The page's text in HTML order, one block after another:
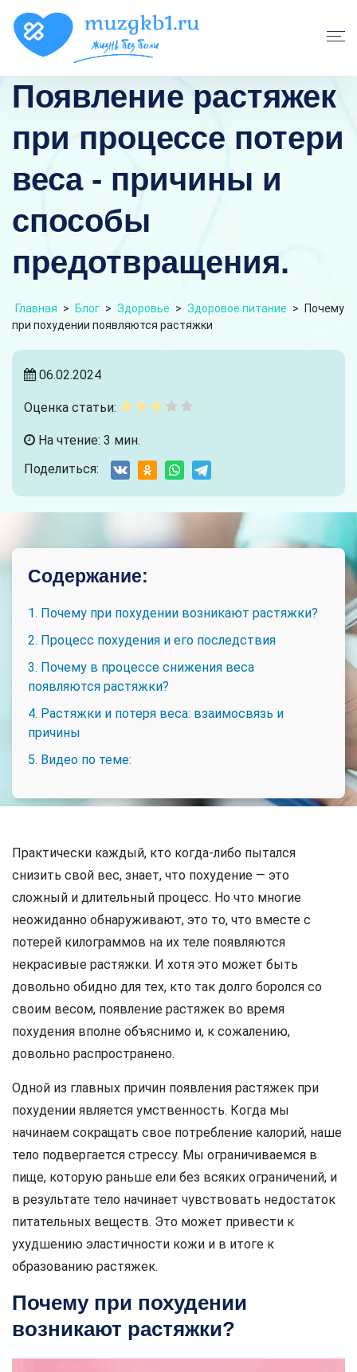
Появление растяжек
при процессе потери
веса - причины и
способы
предотвращения.
Главная > Блог > Здоровье > Здоровое питание >
Почему
при похудении появляются растяжки
06.02.2024
Оценка статьи:
На чтение: 3 мин.
Поделиться:
Содержание:
1. Почему при похудении возникают растяжки?
2. Процесс похудения и его последствия
3. Почему в процессе снижения веса
появляются растяжки?
4. Растяжки и потеря веса: взаимосвязь и
причины
5. Видео по теме:
Практически каждый, кто когда-либо пытался
снизить свой вес, знает, что похудение — это
сложный и длительный процесс. Но что многие
неожиданно обнаруживают, это то, что вместе с
потерей килограммов на их теле появляются
некрасивые растяжки. И хотя это может быть
довольно обидно для тех, кто так долго боролся со
своим весом, появление растяжек во время
похудения вполне объяснимо и, к сожалению,
довольно распространено.
Одной из главных причин появления растяжек при
похудении является умственность. Когда мы
начинаем сокращать свое потребление калорий, наше
тело подвергается стрессу. Мы ограничиваемся в
пище, которую раньше ели без всяких ограничений, и
в результате тело начинает чувствовать недостаток
питательных веществ. Это может привести к
ухудшению эластичности кожи и в итоге к
образованию растяжек.
Почему при похудении
возникают растяжки?